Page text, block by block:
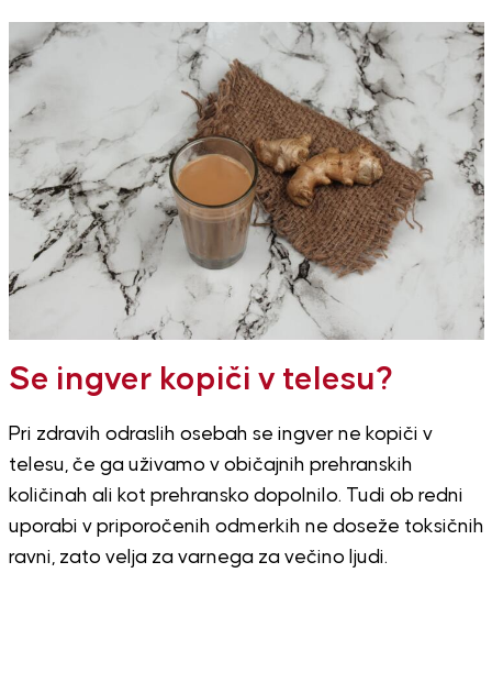
Se ingver kopiči v telesu?
Pri zdravih odraslih osebah se ingver ne kopiči v
telesu, če ga uživamo v običajnih prehranskih
količinah ali kot prehransko dopolnilo. Tudi ob redni
uporabi v priporočenih odmerkih ne doseže toksičnih
ravni, zato velja za varnega za večino ljudi.